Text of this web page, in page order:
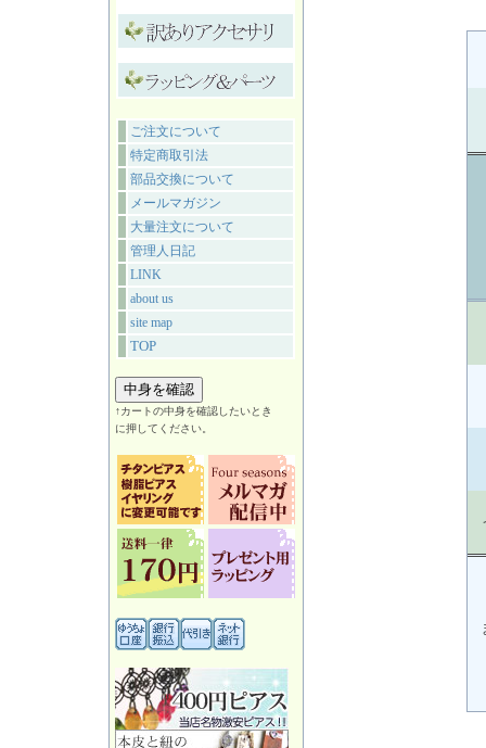
ご注文について
特定商取引法
部品交換について
メールマガジン
大量注文について
管理人日記
LINK
about us
site map
TOP
↑カートの中身を確認したいとき
に押してください。